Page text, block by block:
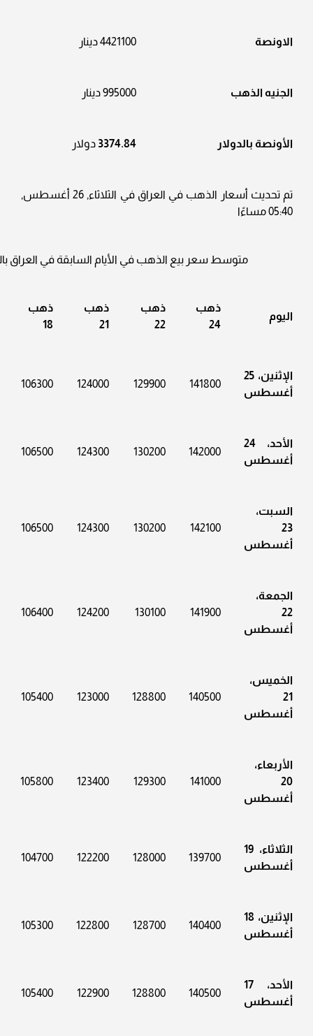
الاونصة 4421100 دينار
الجنيه الذهب 995000 دينار
الأونصة بالدولار 3374.84دولار
تم تحديث أسعار الذهب في العراق في الثلاثاء, 26 أغسطس,
05:40 مساءًا
متوسط سعر بيع الذهب في الأيام السابقة في العراق
اليوم
ذهب
24
ذهب
22
ذهب
21
ذهب
18
الإثنين، 25
أغسطس
141800
129900
124000
106300
الأحد، 24
أغسطس
142000
130200
124300
106500
السبت،
23
أغسطس
142100
130200
124300
106500
الجمعة،
22
أغسطس
141900
130100
124200
106400
الخميس،
21
أغسطس
140500
128800
123000
105400
الأربعاء،
20
أغسطس
141000
129300
123400
105800
الثلاثاء، 19
أغسطس
139700
128000
122200
104700
الإثنين، 18
أغسطس
140400
128700
122800
105300
الأحد، 17
أغسطس
140500
128800
122900
105400